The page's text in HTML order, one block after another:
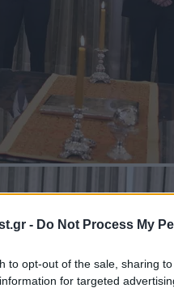
- Do Not Process My
to opt-out of the sale, sharing
for targeted